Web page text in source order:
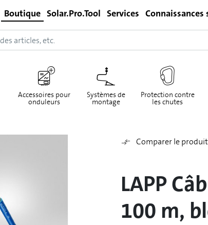
Boutique Solar.Pro.Tool Services Connaissances
Accessoires pour
onduleurs
Systèmes de
montage
Protection contre
les chutes
Comparer le produit
LAPP
100 m,